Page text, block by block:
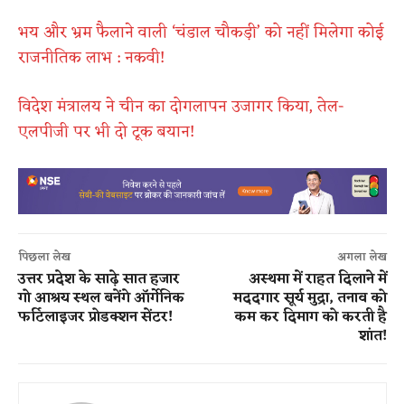
भय और भ्रम फैलाने वाली ‘चंडाल चौकड़ी’ को नहीं मिलेगा कोई
राजनीतिक लाभ : नकवी!
विदेश​ मंत्रालय ने चीन का दोगलापन उजागर किया, तेल-
एलपीजी पर भी दो टूक बयान!
पिछला लेख
उत्तर प्रदेश के साढ़े सात हजार
गो आश्रय स्थल बनेंगे ऑर्गेनिक
फर्टिलाइजर प्रोडक्शन सेंटर!
अगला लेख
अस्थमा में राहत दिलाने में
मददगार सूर्य मुद्रा, तनाव को
कम कर दिमाग को करती है
शांत!